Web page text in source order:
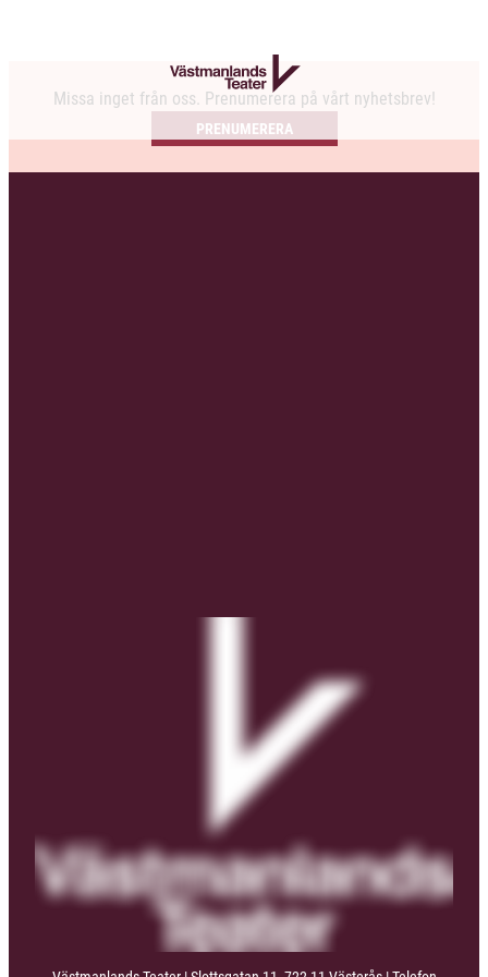
Missa inget från oss. Prenumerera på vårt nyhetsbrev!
PRENUMERERA